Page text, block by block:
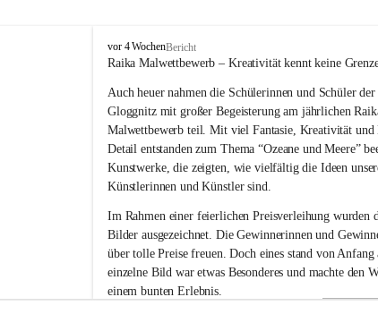
V
o
k
s
s
c
h
u
l
e
G
l
o
g
g
n
vor 4 WochenBericht
Raika Malwettbewerb – Kreativität kennt keine
Auch heuer nahmen die Schülerinnen und Schüler
Gloggnitz mit großer Begeisterung am jährlichen
Malwettbewerb teil. Mit viel Fantasie, Kreativität
Detail entstanden zum Thema “Ozeane und Meere”
Kunstwerke, die zeigten, wie vielfältig die Ideen
Künstlerinnen und Künstler sind.
Im Rahmen einer feierlichen Preisverleihung wurden
Bilder ausgezeichnet. Die Gewinnerinnen und
über tolle Preise freuen. Doch eines stand von Anfang
einzelne Bild war etwas Besonderes und machte den
einem bunten Erlebnis.